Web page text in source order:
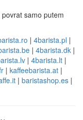
samo putem
| 4barista.pl |
| 4barista.dk |
| 4barista.lt |
| kaffeebarista.at|
| baristashop.es|